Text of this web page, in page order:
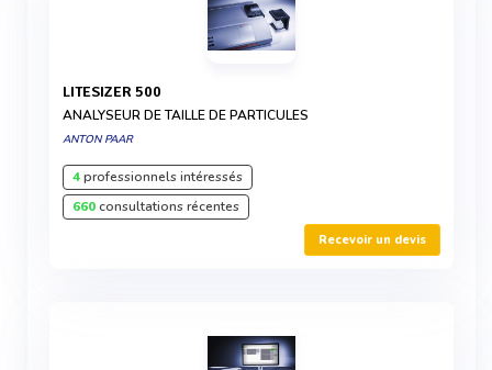
LITESIZER 500
ANALYSEUR DE TAILLE DE PARTICULES
ANTON PAAR
4professionnels intéressés
660consultations récentes
Recevoir un devis